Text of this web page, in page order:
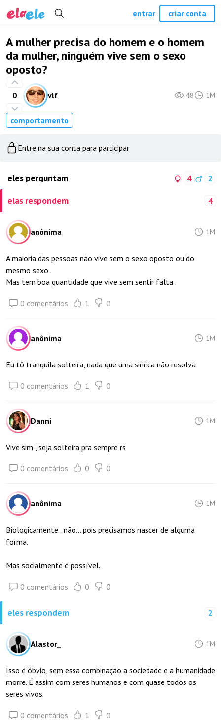
A mulher precisa do homem e o homem
da mulher, ninguém vive sem o sexo
oposto?
0 vlf 48 1M
comportamento
Entre na sua conta para participar
eles perguntam 4 2
elas respondem 4
anônima 1M
A maioria das pessoas não vive sem o sexo oposto ou do
mesmo sexo .
Mas tem boa quantidade que vive sem sentir falta .
0 comentários 1 0
anônima 1M
Eu tô tranquila solteira, nada que uma siririca não resolva
0 comentários 1 0
Danni 1M
Vive sim , seja solteira pra sempre rs
0 comentários 0 0
anônima 1M
Biologicamente…não… pois precisamos nascer de alguma
forma.
Mas socialmente é possível.
0 comentários 0 0
eles respondem 2
Alastor_ 1M
Isso é óbvio, sem essa combinação a sociedade e a humanidade
morre. É assim com seres humanos e com quase todos os
seres vivos.
0 comentários 1 0
entrar criar conta